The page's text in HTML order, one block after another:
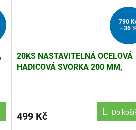
790
–36
20KS NASTAVITELNÁ OCELOVÁ
HADICOVÁ SVORKA 200 MM,
499 Kč Do